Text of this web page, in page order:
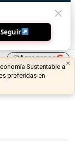
library_addAgreganos
Seguir